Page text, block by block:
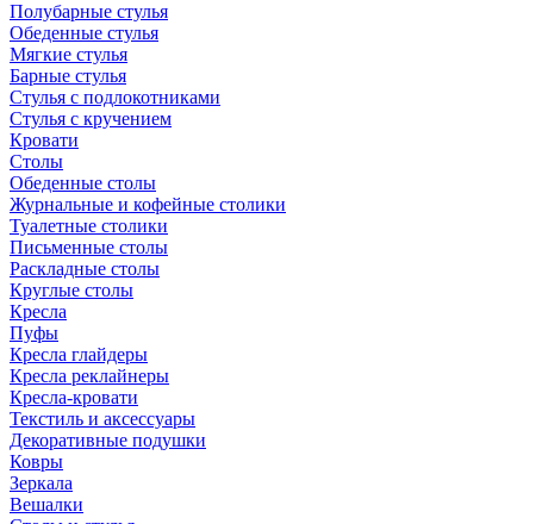
Полубарные стулья
Обеденные стулья
Мягкие стулья
Барные стулья
Стулья с подлокотниками
Стулья с кручением
Кровати
Столы
Обеденные столы
Журнальные и кофейные столики
Туалетные столики
Письменные столы
Раскладные столы
Круглые столы
Кресла
Пуфы
Кресла глайдеры
Кресла реклайнеры
Кресла-кровати
Текстиль и аксессуары
Декоративные подушки
Ковры
Зеркала
Вешалки